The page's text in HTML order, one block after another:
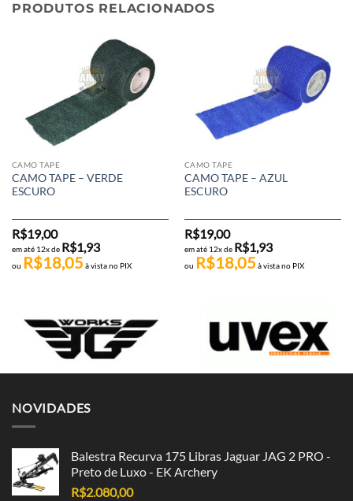
PRODUTOS RELACIONADOS
CAMO TAPE
CAMO TAPE – VERDE
ESCURO
R$19,00
em até 12x de R$1,93
ou R$18,05 à vista no PIX
CAMO TAPE
CAMO TAPE – AZUL
ESCURO
R$19,00
em até 12x de R$1,93
ou R$18,05 à vista no PIX
NOVIDADES
Balestra Recurva 175 Libras Jaguar JAG 2 PRO -
Preto de Luxo - EK Archery
R$2.080,00